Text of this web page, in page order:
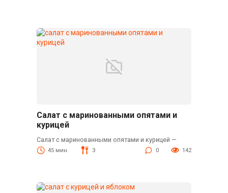
Салат с маринованными опятами и
курицей
Салат с маринованными опятами и курицей —
45 мин. 3 0 142